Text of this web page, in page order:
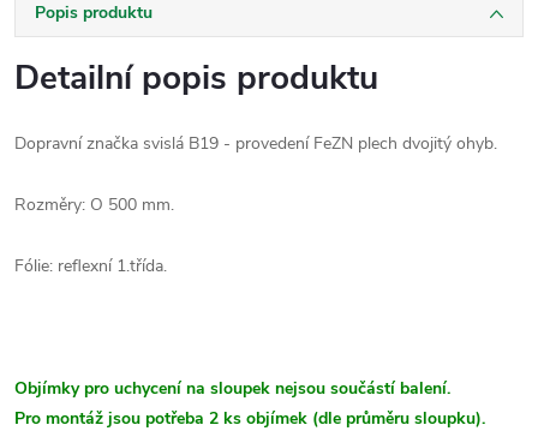
Popis produktu
Detailní popis produktu
Dopravní značka svislá B19 - provedení FeZN plech dvojitý ohyb.
Rozměry: O 500 mm.
Fólie: reflexní 1.třída.
Objímky pro uchycení na sloupek nejsou součástí balení.
Pro montáž jsou potřeba 2 ks objímek (dle průměru sloupku).